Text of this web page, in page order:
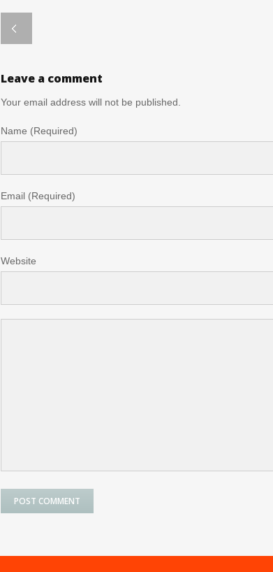
Leave a comment
Your email address will not be published.
Name (Required)
Email (Required)
Website
POST COMMENT